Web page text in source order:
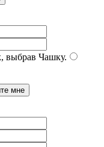
выбрав Чашку.